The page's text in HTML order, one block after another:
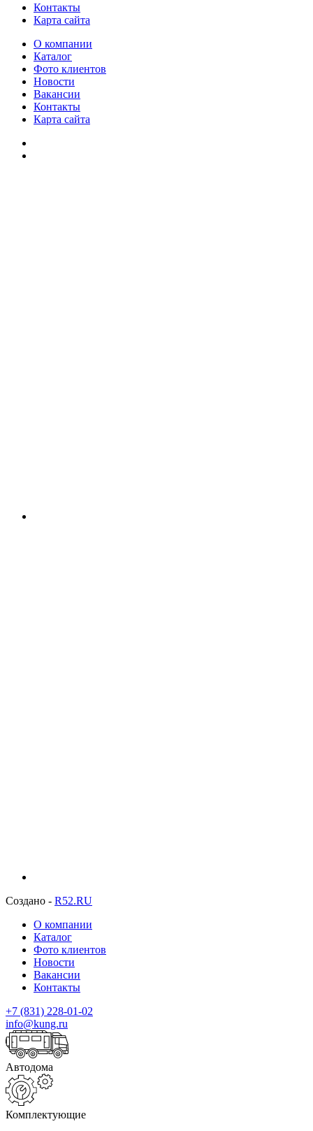
Контакты
Карта сайта
О компании
Каталог
Фото клиентов
Новости
Вакансии
Контакты
Карта сайта
Создано - R52.RU
О компании
Каталог
Фото клиентов
Новости
Вакансии
Контакты
+7 (831) 228-01-02
info@kung.ru
Автодома
Комплектующие